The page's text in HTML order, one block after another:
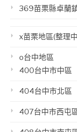
369苗栗縣卓蘭
x苗栗地區(整理
o台中地區
400台中市中區
404台中市北區
407台中市西屯